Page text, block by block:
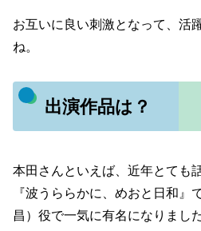
お互いに良い刺激となって、活
ね。
出演作品は？
本田さんといえば、近年とても
『波うららかに、めおと日和』
昌）役で一気に有名になりまし